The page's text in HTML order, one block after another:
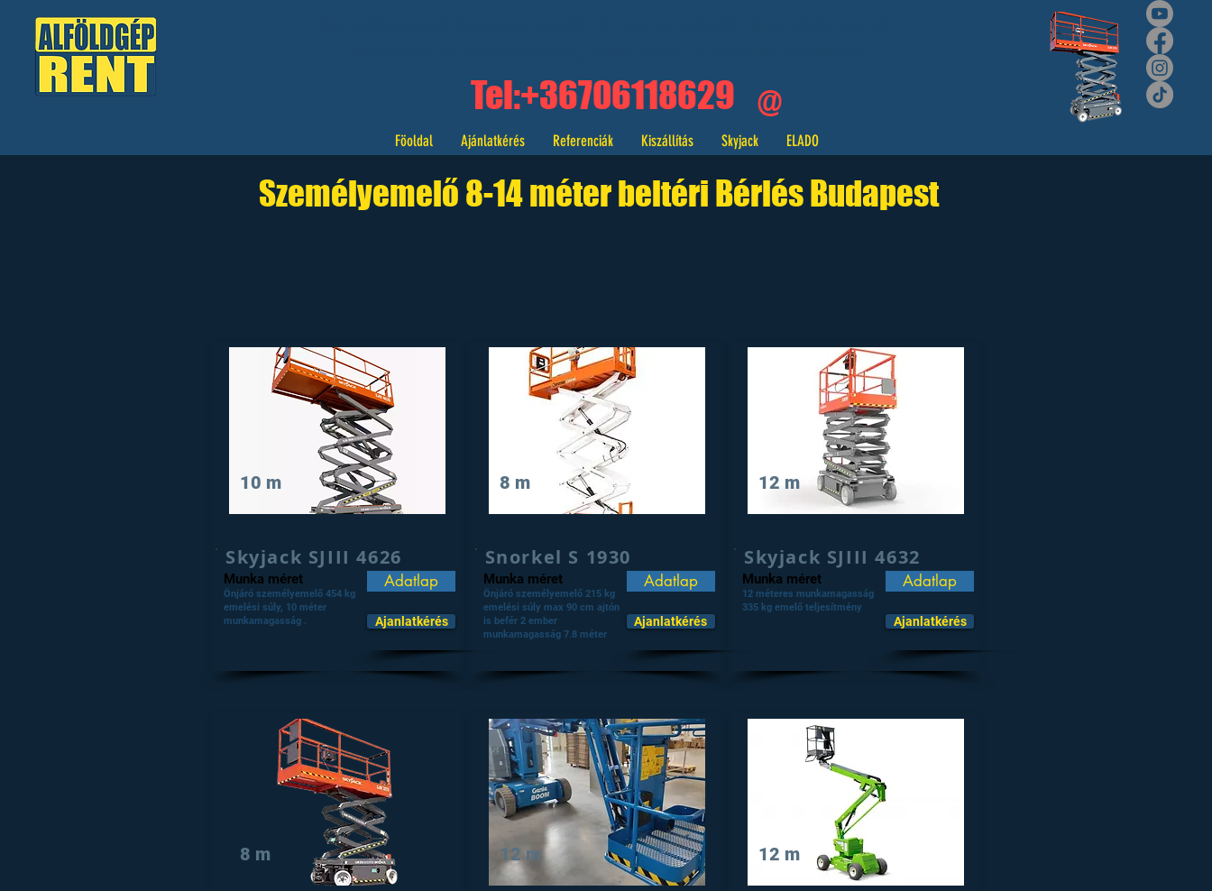
Tel:+36706118629
Föoldal Ajánlatkérés Referenciák Kiszállítás Skyjack ELADO
Személyemelő 8-14 méter beltéri Bérlés Budapest
10 m
Skyjack SJIII 4626
Munka méret
Önjáró személyemelő 454 kg
emelési súly, 10 méter
munkamagasság .
Adatlap
Ajanlatkérés
8 m
8 m
Snorkel S 1930
Munka méret
Önjáró személyemelő 215 kg
emelési súly max 90 cm ajtón
is befér 2 ember
munkamagasság 7.8 méter
Adatlap
Ajanlatkérés
12 m
12 m
Skyjack SJIII 4632
Munka méret
12 méteres munkamagasság
335 kg emelő teljesítmény
Adatlap
Ajanlatkérés
12 m
@